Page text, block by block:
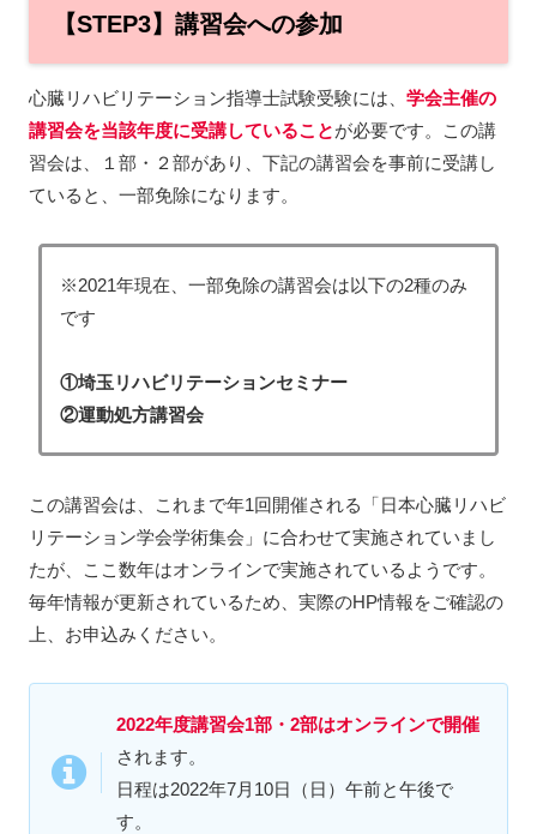
【STEP3】講習会への参加
心臓リハビリテーション指導士試験受験には、 学会主催の
講習会を当該年度に受講していることが必要です。この講
習会は、１部・２部があり、下記の講習会を事前に受講し
ていると、一部免除になります。
※2021年現在、一部免除の講習会は以下の2種のみ
です
①埼玉リハビリテーションセミナー
②運動処方講習会
この講習会は、これまで年1回開催される「日本心臓リハビ
リテーション学会学術集会」に合わせて実施されていまし
たが、ここ数年はオンラインで実施されているようです。
毎年情報が更新されているため、実際のHP情報をご確認の
上、お申込みください。
2022年度講習会1部・2部はオンラインで開催
されます。
日程は2022年7月10日（日）午前と午後で
す。